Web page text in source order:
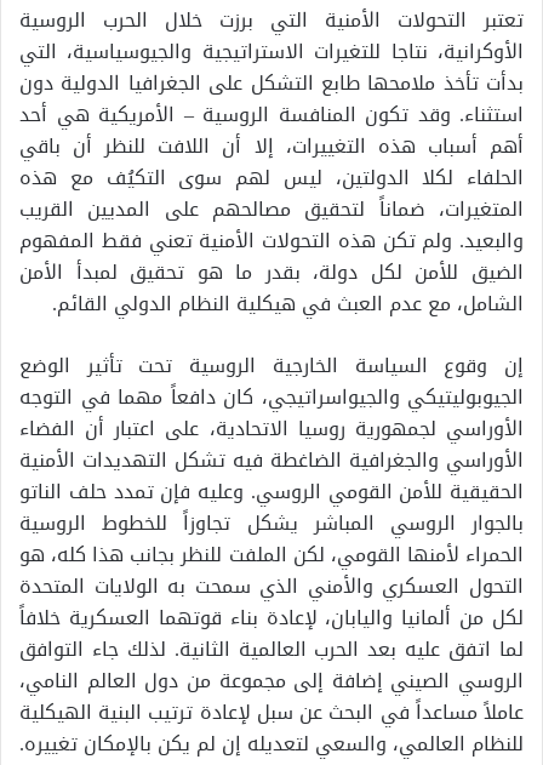
تعتبر التحولات الأمنية التي برزت خلال الحرب الروسية
الأوكرانية، نتاجا للتغيرات الاستراتيجية والجيوسياسية، التي
بدأت تأخذ ملامحها طابع التشكل على الجغرافيا الدولية دون
استثناء. وقد تكون المنافسة الروسية – الأمريكية هي أحد
أهم أسباب هذه التغييرات، إلا أن اللافت للنظر أن باقي
الحلفاء لكلا الدولتين، ليس لهم سوى التكيُف مع هذه
المتغيرات، ضماناً لتحقيق مصالحهم على المديين القريب
والبعيد. ولم تكن هذه التحولات الأمنية تعني فقط المفهوم
الضيق للأمن لكل دولة، بقدر ما هو تحقيق لمبدأ الأمن
الشامل، مع عدم العبث في هيكلية النظام الدولي القائم.
إن وقوع السياسة الخارجية الروسية تحت تأثير الوضع
الجيوبوليتيكي والجيواسراتيجي، كان دافعاً مهما في التوجه
الأوراسي لجمهورية روسيا الاتحادية، على اعتبار أن الفضاء
الأوراسي والجغرافية الضاغطة فيه تشكل التهديدات الأمنية
الحقيقية للأمن القومي الروسي. وعليه فإن تمدد حلف الناتو
بالجوار الروسي المباشر يشكل تجاوزاً للخطوط الروسية
الحمراء لأمنها القومي، لكن الملفت للنظر بجانب هذا كله، هو
التحول العسكري والأمني الذي سمحت به الولايات المتحدة
لكل من ألمانيا واليابان، لإعادة بناء قوتهما العسكرية خلافاً
لما اتفق عليه بعد الحرب العالمية الثانية. لذلك جاء التوافق
الروسي الصيني إضافة إلى مجموعة من دول العالم النامي،
عاملاً مساعداً في البحث عن سبل لإعادة ترتيب البنية الهيكلية
للنظام العالمي، والسعي لتعديله إن لم يكن بالإمكان تغييره.